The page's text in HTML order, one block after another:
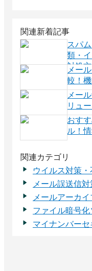
関連新着記事
スパ
類・
対処
メー
較！
メー
リュ
おす
ル！
関連カテゴリ
ウイルス対策
メール誤送信対
メールアーカ
ファイル暗号化
マイナンバー